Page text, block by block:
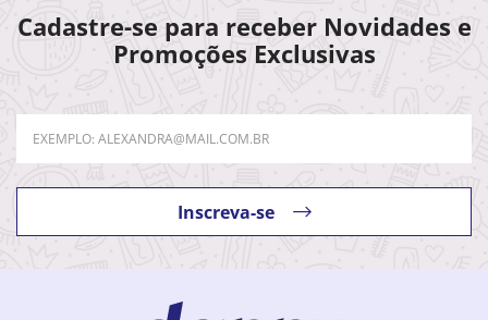
Cadastre-se para receber Novidades e
Promoções Exclusivas
Inscreva-se